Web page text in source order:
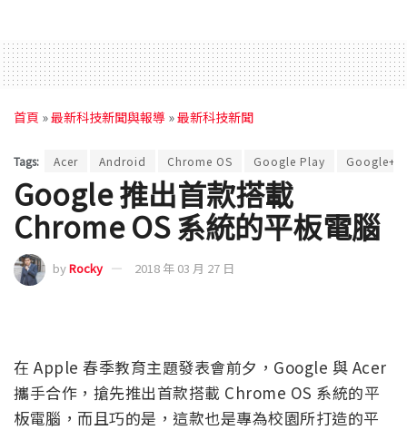
首頁 »最新科技新聞與報導 »最新科技新聞
Tags: Acer Android Chrome OS Google Play Google+
Google 推出首款搭載
Chrome OS 系統的平板電腦
byRocky 2018 年 03 月 27 日
在 Apple 春季教育主題發表會前夕，Google 與 Acer
攜手合作，搶先推出首款搭載 Chrome OS 系統的平
板電腦，而且巧的是，這款也是專為校園所打造的平